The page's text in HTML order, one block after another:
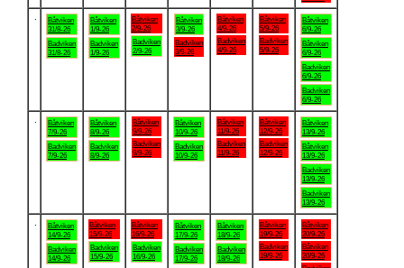
Båtviken
31/8-26
Badviken
31/8-26
Båtviken
1/9-26
Badviken
1/9-26
Båtviken
2/9-26
Badviken
2/9-26
Båtviken
3/9-26
Badviken
3/9-26
Båtviken
4/9-26
Badviken
4/9-26
Båtviken
5/9-26
Badviken
5/9-26
Båtviken
6/9-26
Båtviken
6/9-26
Badviken
6/9-26
Badviken
6/9-26
Båtviken
7/9-26
Badviken
7/9-26
Båtviken
8/9-26
Badviken
8/9-26
Båtviken
9/9-26
Badviken
9/9-26
Båtviken
10/9-26
Badviken
10/9-26
Båtviken
11/9-26
Badviken
11/9-26
Båtviken
12/9-26
Badviken
12/9-26
Båtviken
13/9-26
Båtviken
13/9-26
Badviken
13/9-26
Badviken
13/9-26
Båtviken
14/9-26
Badviken
14/9-26
Båtviken
15/9-26
Badviken
15/9-26
Båtviken
16/9-26
Badviken
16/9-26
Båtviken
17/9-26
Badviken
17/9-26
Båtviken
18/9-26
Badviken
18/9-26
Båtviken
19/9-26
Badviken
19/9-26
Båtviken
20/9-26
Båtviken
20/9-26